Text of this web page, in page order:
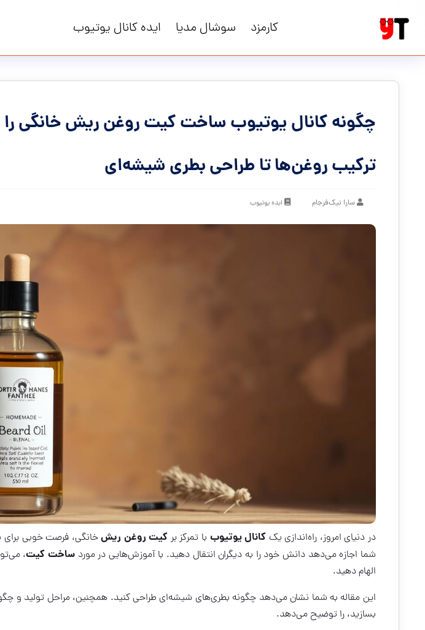
کارمزد سوشال مدیا ایده کانال یوتیوب
چگونه کانال یوتیوب ساخت کیت روغن ریش خانگی را
ترکیب روغن‌ها تا طراحی بطری شیشه‌ای
سارا نیک‌فرجام ایده یوتیوب
در دنیای امروز، راه‌اندازی یک کانال یوتیوب با تمرکز بر کیت روغن ریشخانگی، فرصت خوبی برای
شما اجازه می‌دهد دانش خود را به دیگران انتقال دهید. با آموزش‌هایی در موردساخت کیت،
الهام دهید.
این مقاله به شما نشان می‌دهد چگونه بطری‌های شیشه‌ای طراحی کنید. همچنین، مراحل تولید و
بسازید، را توضیح می‌دهد.